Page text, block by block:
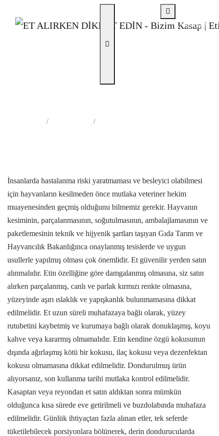
0
ANASAYFA
İnsanlarda hastalanma riski yaratmaması ve besleyici olabilmesi
için hayvanların kesilmeden önce mutlaka veteriner hekim
muayenesinden geçmiş olduğunu bilmemiz gerekir. Hayvanın
kesiminin, parçalanmasının, soğutulmasının, ambalajlamasının ve
paketlemesinin teknik ve hijyenik şartları taşıyan Gıda Tarım ve
Hayvancılık Bakanlığınca onaylanmış tesislerde ve uygun
usullerle yapılmış olması çok önemlidir. Et güvenilir yerden satın
alınmalıdır. Etin özelliğine göre damgalanmış olmasına, siz satın
alırken parçalanmış, canlı ve parlak kırmızı renkte olmasına,
yüzeyinde aşırı ıslaklık ve yapışkanlık bulunmamasına dikkat
edilmelidir. Et uzun süreli muhafazaya bağlı olarak, yüzey
rutubetini kaybetmiş ve kurumaya bağlı olarak donuklaşmış, koyu
kahve veya kararmış olmamalıdır. Etin kendine özgü kokusunun
dışında ağırlaşmış kötü bir kokusu, ilaç kokusu veya dezenfektan
kokusu olmamasına dikkat edilmelidir. Dondurulmuş ürün
alıyorsanız, son kullanma tarihi mutlaka kontrol edilmelidir.
Kasaptan veya reyondan et satın aldıktan sonra mümkün
olduğunca kısa sürede eve getirilmeli ve buzdolabında muhafaza
edilmelidir. Günlük ihtiyaçtan fazla alınan etler, tek seferde
tüketilebilecek porsiyonlara bölünerek, derin dondurucularda